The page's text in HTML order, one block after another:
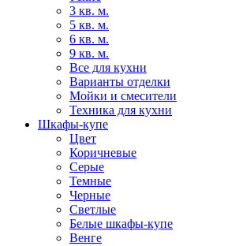
3 кв. м.
5 кв. м.
6 кв. м.
9 кв. м.
Все для кухни
Варианты отделки
Мойки и смесители
Техника для кухни
Шкафы-купе
Цвет
Коричневые
Серые
Темные
Черные
Светлые
Белые шкафы-купе
Венге